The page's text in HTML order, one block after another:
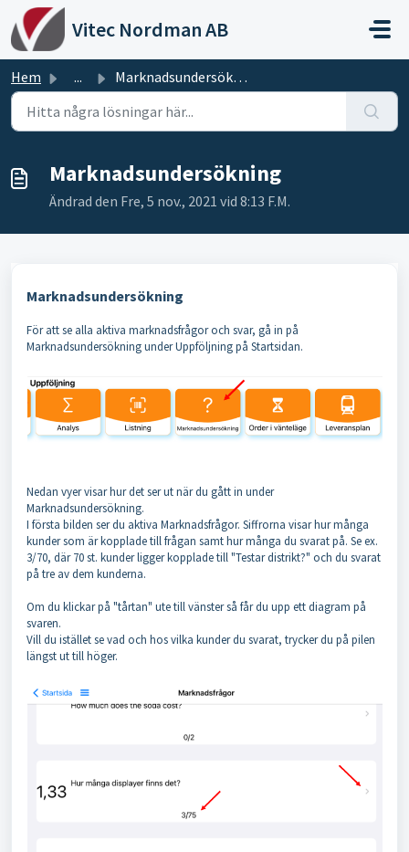
Hoppa över till huvudinnehåll
Vitec Nordman AB
Hem ... Marknadsundersökning
Marknadsundersökning
Ändrad den Fre, 5 nov., 2021 vid 8:13 F.M.
Marknadsundersökning
För att se alla aktiva marknadsfrågor och svar, gå in på
Marknadsundersökning under Uppföljning på Startsidan.
Nedan vyer visar hur det ser ut när du gått in under
Marknadsundersökning.
I första bilden ser du aktiva Marknadsfrågor. Siffrorna visar hur många
kunder som är kopplade till frågan samt hur många du svarat på. Se ex.
3/70, där 70 st. kunder ligger kopplade till "Testar distrikt?" och du svarat
på tre av dem kunderna.
Om du klickar på "tårtan" ute till vänster så får du upp ett diagram på
svaren.
Vill du istället se vad och hos vilka kunder du svarat, trycker du på pilen
längst ut till höger.